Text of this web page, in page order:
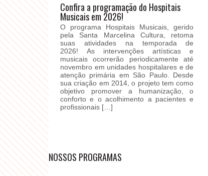
Confira a programação do Hospitais
Musicais em 2026!
O programa Hospitais Musicais, gerido
pela Santa Marcelina Cultura, retoma
suas atividades na temporada de
2026! As intervenções artísticas e
musicais ocorrerão periodicamente até
novembro em unidades hospitalares e de
atenção primária em São Paulo. Desde
sua criação em 2014, o projeto tem como
objetivo promover a humanização, o
conforto e o acolhimento a pacientes e
profissionais […]
NOSSOS PROGRAMAS